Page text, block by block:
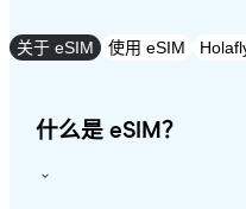
关于 eSIM 使用 eSIM
什么是 eSIM？